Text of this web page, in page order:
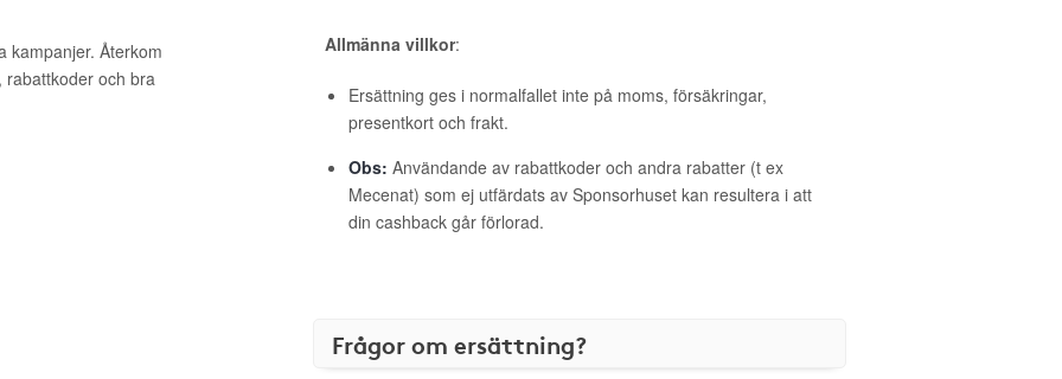
kampanjer. Återkom
rabattkoder och bra
Allmänna villkor:
Ersättning ges i normalfallet inte på moms, försäkringar,
presentkort och frakt.
Obs: Användande av rabattkoder och andra rabatter (t ex
Mecenat) som ej utfärdats av Sponsorhuset kan resultera i att
din cashback går förlorad.
Frågor om ersättning?